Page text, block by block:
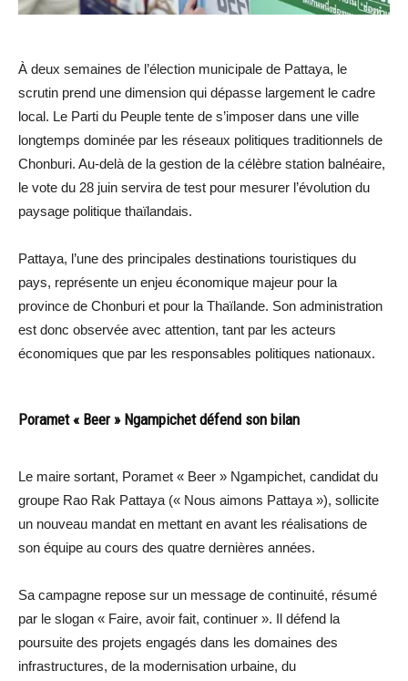
À deux semaines de l’élection municipale de Pattaya, le
scrutin prend une dimension qui dépasse largement le cadre
local. Le Parti du Peuple tente de s’imposer dans une ville
longtemps dominée par les réseaux politiques traditionnels de
Chonburi. Au-delà de la gestion de la célèbre station balnéaire,
le vote du 28 juin servira de test pour mesurer l’évolution du
paysage politique thaïlandais.
Pattaya, l’une des principales destinations touristiques du
pays, représente un enjeu économique majeur pour la
province de Chonburi et pour la Thaïlande. Son administration
est donc observée avec attention, tant par les acteurs
économiques que par les responsables politiques nationaux.
Poramet « Beer » Ngampichet défend son bilan
Le maire sortant, Poramet « Beer » Ngampichet, candidat du
groupe Rao Rak Pattaya (« Nous aimons Pattaya »), sollicite
un nouveau mandat en mettant en avant les réalisations de
son équipe au cours des quatre dernières années.
Sa campagne repose sur un message de continuité, résumé
par le slogan « Faire, avoir fait, continuer ». Il défend la
poursuite des projets engagés dans les domaines des
infrastructures, de la modernisation urbaine, du